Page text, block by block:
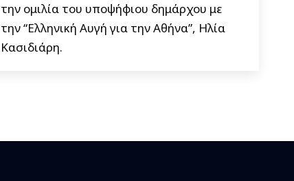
την ομιλία του υποψήφιου δημάρχου με
την “Ελληνική Αυγή για την Αθήνα”, Ηλία
Κασιδιάρη.